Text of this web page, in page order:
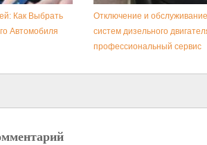
Как Выбрать
Автомобиля
Отключение и обслуживание
систем дизельного
профессиональный сервис